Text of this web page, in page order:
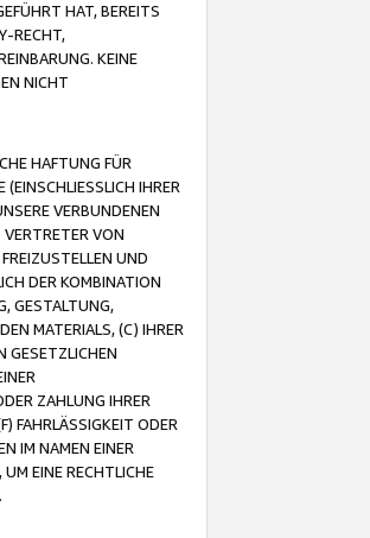
HAT, BEREITS
RECHT,
KEINE
NICHT
HAFTUNG FÜR
IHRER
VERBUNDENEN
VON
UND
DER KOMBINATION
GESTALTUNG,
MATERIALS, (C) IHRER
GESETZLICHEN
ZAHLUNG IHRER
FAHRLÄSSIGKEIT ODER
IM NAMEN EINER
EINE RECHTLICHE